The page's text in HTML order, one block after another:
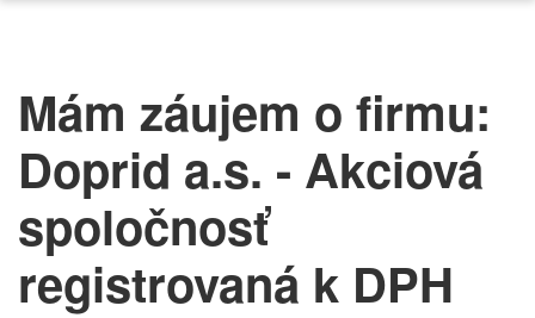
Mám záujem o firmu:
Doprid a.s. - Akciová
spoločnosť
registrovaná k DPH